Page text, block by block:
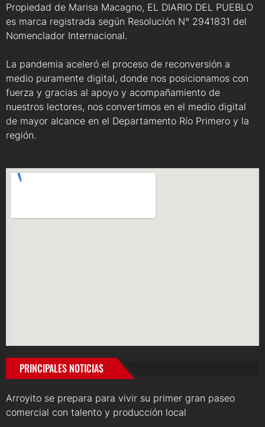
Propiedad de Marisa Macagno, EL DIARIO DEL PUEBLO
es marca registrada según Resolución N° 2941831 del
Nomenclador Internacional.
La pandemia aceleró el proceso de reconversión a
medio puramente digital, donde nos posicionamos con
fuerza y gracias al apoyo y acompañamiento de
nuestros lectores, nos convertimos en el medio digital
de mayor alcance en el Departamento Río Primero y la
región.
PRINCIPALES NOTICIAS
Arroyito se prepara para vivir su primer gran paseo
comercial con talento y producción local